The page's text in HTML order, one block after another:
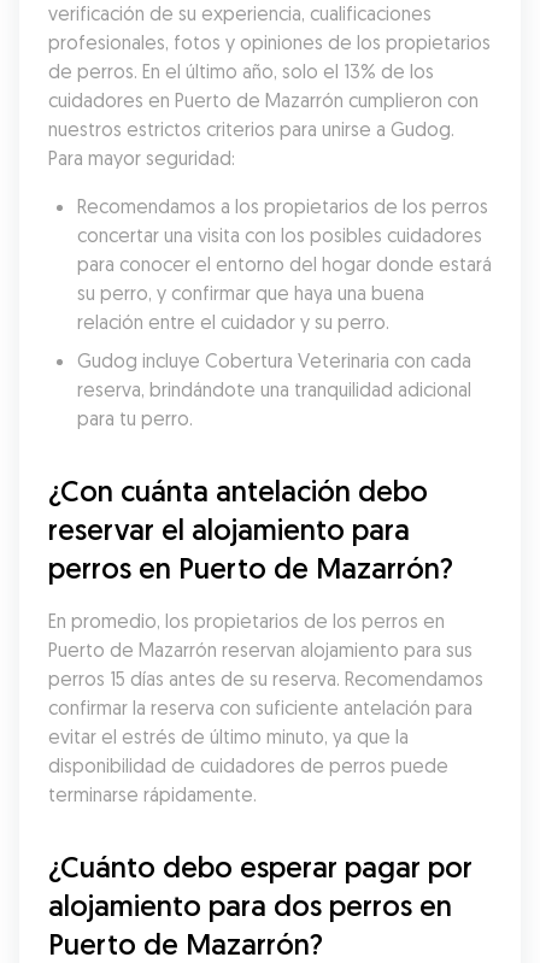
verificación de su experiencia, cualificaciones
profesionales, fotos y opiniones de los propietarios
de perros. En el último año, solo el 13% de los
cuidadores en Puerto de Mazarrón cumplieron con
nuestros estrictos criterios para unirse a Gudog.
Para mayor seguridad:
Recomendamos a los propietarios de los perros
concertar una visita con los posibles cuidadores
para conocer el entorno del hogar donde estará
su perro, y confirmar que haya una buena
relación entre el cuidador y su perro.
Gudog incluye Cobertura Veterinaria con cada
reserva, brindándote una tranquilidad adicional
para tu perro.
¿Con cuánta antelación debo
reservar el alojamiento para
perros en Puerto de Mazarrón?
En promedio, los propietarios de los perros en
Puerto de Mazarrón reservan alojamiento para sus
perros 15 días antes de su reserva. Recomendamos
confirmar la reserva con suficiente antelación para
evitar el estrés de último minuto, ya que la
disponibilidad de cuidadores de perros puede
terminarse rápidamente.
¿Cuánto debo esperar pagar por
alojamiento para dos perros en
Puerto de Mazarrón?